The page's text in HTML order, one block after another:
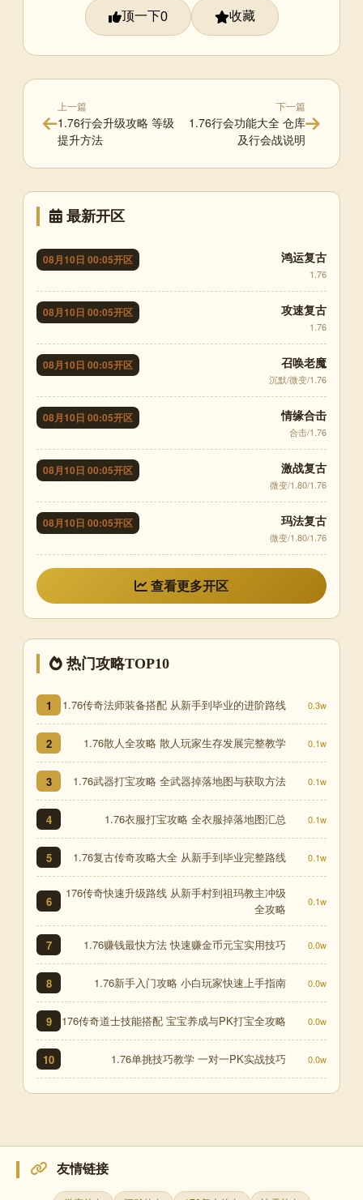
顶一下0 收藏
上一篇
1.76行会升级攻略 等级
提升方法
下一篇
1.76行会功能大全 仓库
及行会战说明
最新开区
08月10日 00:05开区 鸿运复古
1.76
08月10日 00:05开区 攻速复古
1.76
08月10日 00:05开区 召唤老魔
沉默/微变/1.76
08月10日 00:05开区 情缘合击
合击/1.76
08月10日 00:05开区 激战复古
微变/1.80/1.76
08月10日 00:05开区 玛法复古
微变/1.80/1.76
查看更多开区
热门攻略TOP10
1 1.76传奇法师装备搭配 从新手到毕业的进阶路线 0.3w
2 1.76散人全攻略 散人玩家生存发展完整教学 0.1w
3 1.76武器打宝攻略 全武器掉落地图与获取方法 0.1w
4 1.76衣服打宝攻略 全衣服掉落地图汇总 0.1w
5 1.76复古传奇攻略大全 从新手到毕业完整路线 0.1w
6
176传奇快速升级路线 从新手村到祖玛教主冲级
全攻略
0.1w
7 1.76赚钱最快方法 快速赚金币元宝实用技巧 0.0w
8 1.76新手入门攻略 小白玩家快速上手指南 0.0w
9 176传奇道士技能搭配 宝宝养成与PK打宝全攻略 0.0w
10 1.76单挑技巧教学 一对一PK实战技巧 0.0w
友情链接